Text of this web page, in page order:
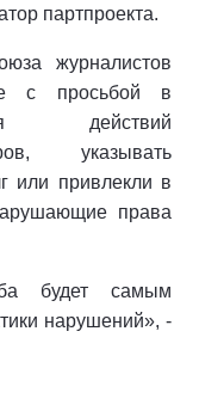
партпроекта.
журналистов
с просьбой в
действий
указывать
или привлекли в
права
будет самым
нарушений», -